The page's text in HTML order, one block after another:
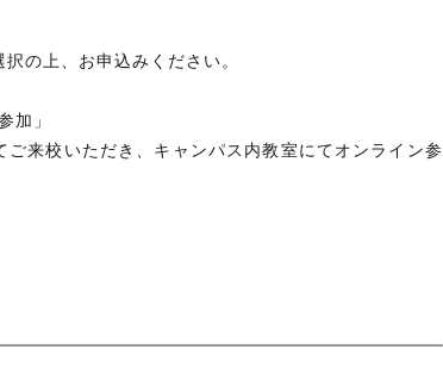
の上、お申込みください。
加」
来校いただき、キャンパス内教室にてオンライン参